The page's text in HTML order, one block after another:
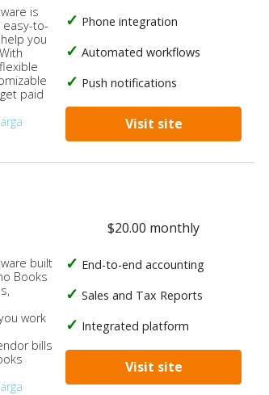
is
easy-to-
you
paid
Phone integration
Automated workflows
Push notifications
Visit site
built
Books
work
bills
$20.00 monthly
End-to-end accounting
Sales and Tax Reports
Integrated platform
Visit site